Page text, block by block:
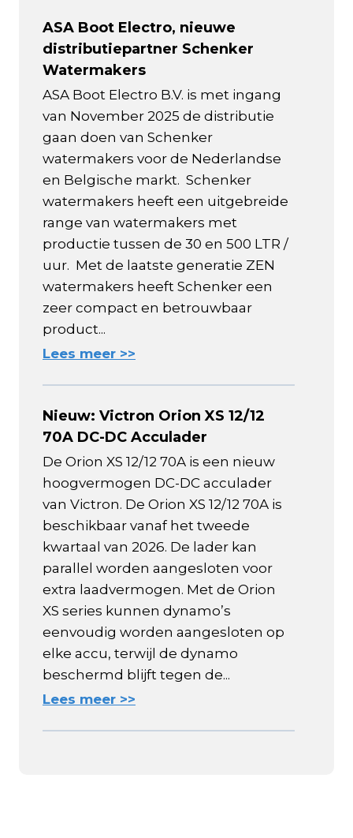
ASA Boot Electro, nieuwe
distributiepartner Schenker
Watermakers
ASA Boot Electro B.V. is met ingang
van November 2025 de distributie
gaan doen van Schenker
watermakers voor de Nederlandse
en Belgische markt. Schenker
watermakers heeft een uitgebreide
range van watermakers met
productie tussen de 30 en 500 LTR /
uur. Met de laatste generatie ZEN
watermakers heeft Schenker een
zeer compact en betrouwbaar
product...
Lees meer >>
Nieuw: Victron Orion XS 12/12
70A DC-DC Acculader
De Orion XS 12/12 70A is een nieuw
hoogvermogen DC-DC acculader
van Victron. De Orion XS 12/12 70A is
beschikbaar vanaf het tweede
kwartaal van 2026. De lader kan
parallel worden aangesloten voor
extra laadvermogen. Met de Orion
XS series kunnen dynamo’s
eenvoudig worden aangesloten op
elke accu, terwijl de dynamo
beschermd blijft tegen de...
Lees meer >>